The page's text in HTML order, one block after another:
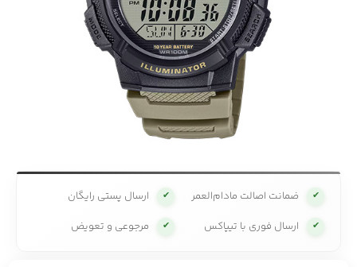
✔ ضمانت اصالت مادام‌العمر ✔ ارسال پستی رایگان
✔ ارسال فوری با تیپاکس ✔ مرجوعی و تعویض